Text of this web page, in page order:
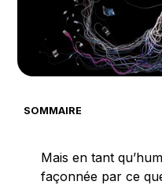
SOMMAIRE
Mais en tant
façonnée par ce